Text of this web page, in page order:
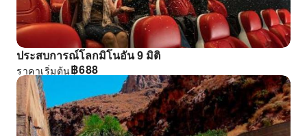
ประสบการณ์โลกมิโนอัน 9 มิติ
฿688
ราคาเริ่มต้น